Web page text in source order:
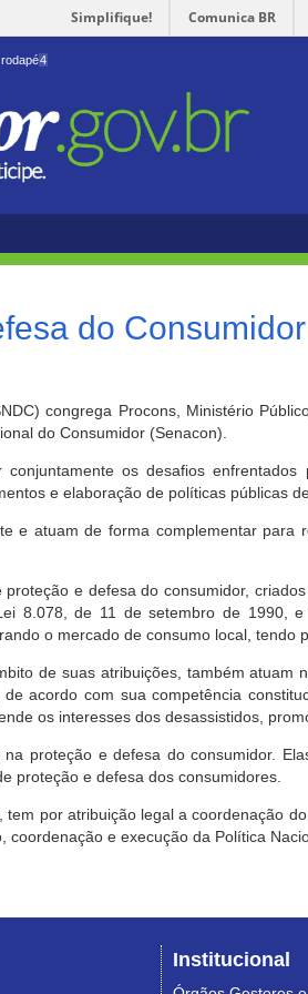
Simplifique! Comunica BR
4
do
congrega Procons, Ministério
do Consumidor (Senacon).
os desafios
e elaboração de políticas públicas
e atuam de forma complementar
e defesa do consumidor,
8.078, de 11 de setembro de 1990,
o mercado de consumo local,
de suas atribuições, também
acordo com sua competência
os interesses dos desassistidos,
proteção e defesa do consumidor.
proteção e defesa dos consumidores.
por atribuição legal a coordenação
e execução da Política
Institucional